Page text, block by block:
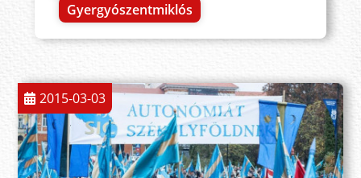
Gyergyószentmiklós
2015-03-03